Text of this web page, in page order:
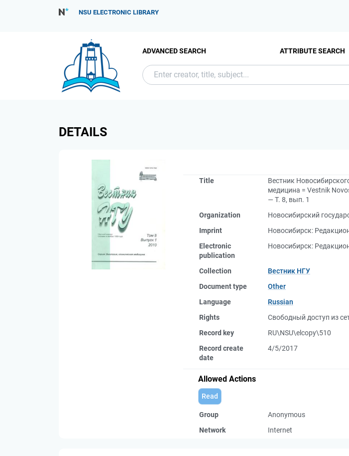
NSU ELECTRONIC LIBRARY
ADVANCED SEARCH ATTRIBUTE SEARCH
DETAILS
Title
Вестник
медицина = Vestnik
— Т. 8, вып. 1
Organization
Новосибирский
Imprint
Новосибирск:
Electronic
publication
Новосибирск:
Collection
Вестник НГУ
Document type
Other
Language
Russian
Rights
Свободный доступ из
Record key
RU\NSU\elcopy\510
Record create
date
4/5/2017
Allowed Actions
Read
Group
Anonymous
Network
Internet